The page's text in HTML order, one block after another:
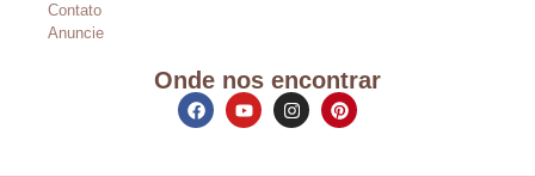
Contato
Anuncie
Onde nos encontrar